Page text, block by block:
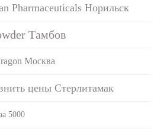
Pharmaceuticals Норильск
Тамбов
Москва
цены Стерлитамак
5000